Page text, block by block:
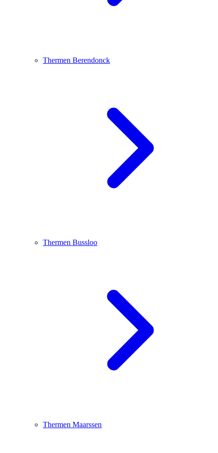
Thermen Berendonck
Thermen Bussloo
Thermen Maarssen